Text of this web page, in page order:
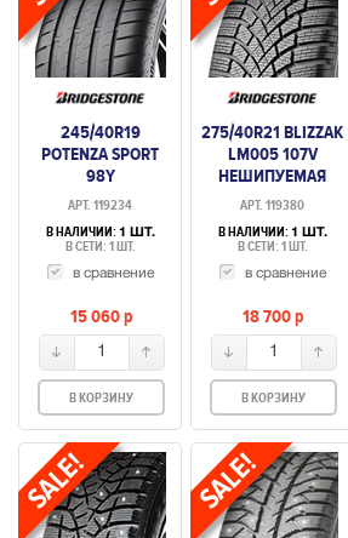
245/40R19
POTENZA SPORT
98Y
АРТ. 119234
В НАЛИЧИИ: 1 ШТ.
В СЕТИ: 1 ШТ.
в сравнение
15 060p
1
В КОРЗИНУ
275/40R21 BLIZZAK
LM005 107V
НЕШИПУЕМАЯ
АРТ. 119380
В НАЛИЧИИ: 1 ШТ.
В СЕТИ: 1 ШТ.
в сравнение
18 700p
1
В КОРЗИНУ